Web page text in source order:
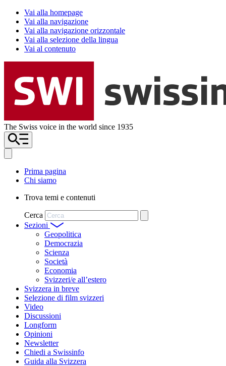
Vai alla homepage
Vai alla navigazione
Vai alla navigazione orizzontale
Vai alla selezione della lingua
Vai al contenuto
The Swiss voice in the world since 1935
Prima pagina
Chi siamo
Trova temi e contenuti
Cerca
Sezioni
Geopolitica
Democrazia
Scienza
Società
Economia
Svizzeri/e all’estero
Svizzera in breve
Selezione di film svizzeri
Video
Discussioni
Longform
Opinioni
Newsletter
Chiedi a Swissinfo
Guida alla Svizzera